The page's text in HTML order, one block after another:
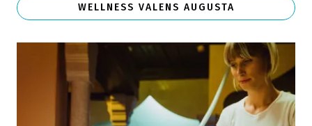
WELLNESS VALENS AUGUSTA